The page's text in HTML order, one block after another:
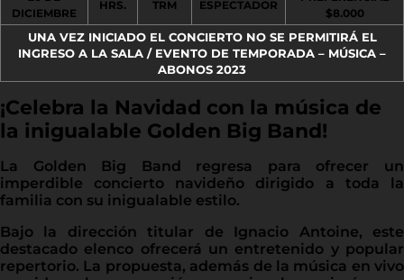
DICIEMBRE
HRS.
TRM
ESPECTADOR
$8.000
UNA VEZ INICIADO EL CONCIERTO NO SE PERMITIRÁ EL
INGRESO A LA SALA / EVENTO DE TEMPORADA – MÚSICA –
ABONOS 2023
¡Celebra la Navidad con la música de
la inigualable Golden Big Band!
La Golden Big Band regresa para ofrecer un
imperdible concierto navideño dirigido a toda la
familia con su inigualable estilo.
Bajo la dirección titular de Ignacio Antoine, este
destacado elenco ofrecerá un entretenido y popular
repertorio. La propuesta, además de la música en vivo